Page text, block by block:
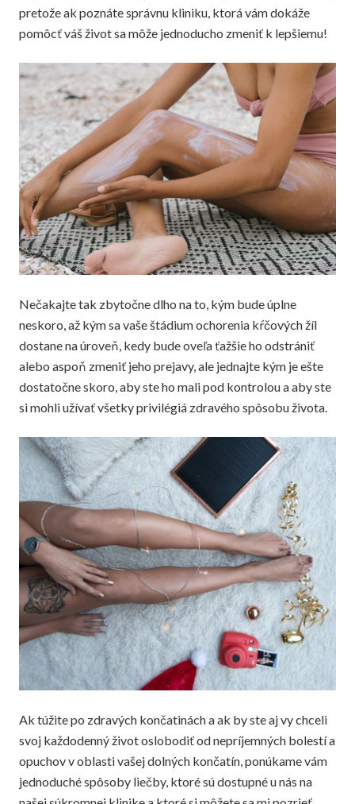
pretože ak poznáte správnu kliniku, ktorá vám dokáže
pomôcť váš život sa môže jednoducho zmeniť k lepšiemu!
Nečakajte tak zbytočne dlho na to, kým bude úplne
neskoro, až kým sa vaše štádium ochorenia kŕčových žíl
dostane na úroveň, kedy bude oveľa ťažšie ho odstrániť
alebo aspoň zmeniť jeho prejavy, ale jednajte kým je ešte
dostatočne skoro, aby ste ho mali pod kontrolou a aby ste
si mohli užívať všetky privilégiá zdravého spôsobu života.
Ak túžite po zdravých končatinách a ak by ste aj vy chceli
svoj každodenný život oslobodiť od nepríjemných bolestí a
opuchov v oblasti vašej dolných končatín, ponúkame vám
jednoduché spôsoby liečby, ktoré sú dostupné u nás na